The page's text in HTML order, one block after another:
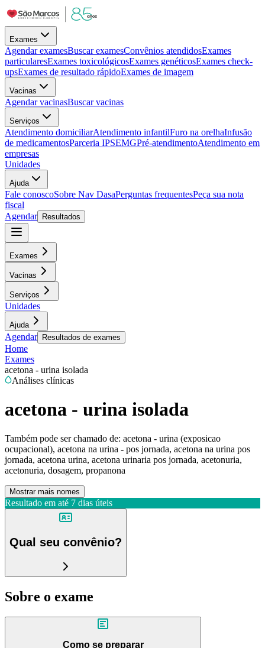
Exames
Agendar examesBuscar examesConvênios atendidosExames
particularesExames toxicológicosExames genéticosExames check-
upsExames de resultado rápidoExames de imagem
Vacinas
Agendar vacinasBuscar vacinas
Serviços
Atendimento domiciliarAtendimento infantilFuro na orelhaInfusão
de medicamentosParceria IPSEMGPré-atendimentoAtendimento em
empresas
Unidades
Ajuda
Fale conoscoSobre Nav DasaPerguntas frequentesPeça sua nota
fiscal
Agendar
Resultados
Exames
Vacinas
Serviços
Unidades
Ajuda
Agendar Resultados de exames
Home
Exames
acetona - urina isolada
Análises clínicas
acetona - urina isolada
Também pode ser chamado de: acetona - urina (exposicao
ocupacional), acetona na urina - pos jornada, acetona na urina pos
jornada, acetona urina, acetona urinaria pos jornada, acetonuria,
acetonuria, dosagem, propanona
Mostrar mais nomes
Resultado em até 7 dias úteis
Qual seu convênio?
Sobre o exame
Como se preparar